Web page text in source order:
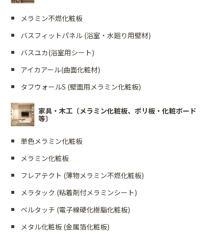
メラミン不燃化粧板
バスフィットパネル (浴室・水廻り用壁材)
バスユカ(浴室用シート)
アイカアール(曲面化粧材)
タフウォールS (壁面用メラミン化粧板)
家具・木工〔メラミン化粧板、ポリ板・化粧ボード
等〕
単色メラミン化粧板
メラミン化粧板
フレアテクト (薄物メラミン不燃化粧板)
メラタック (粘着剤付メラミンシート)
ベルタッチ (電子線硬化樹脂化粧板)
メタル化粧板 (金属箔化粧板)